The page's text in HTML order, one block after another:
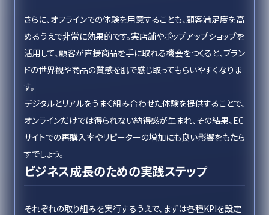
さらに、オフラインでの体験を用意することも、顧客満足度を高
めるうえで非常に効果的です。実店舗やポップアップショップを
活用して、顧客が直接商品を手に取れる機会をつくると、ブラン
ドの世界観や商品の質感を肌で感じ取ってもらいやすくなりま
す。
デジタルとリアルをうまく組み合わせた体験を提供することで、
オンラインだけでは得られない納得感が生まれ、その結果、EC
サイトでの再購入率やリピーターの増加にも良い影響をもたら
すでしょう。
ビジネス成長のための実践ステップ
それぞれの取り組みを実行するうえで、まずは各種KPIを設定